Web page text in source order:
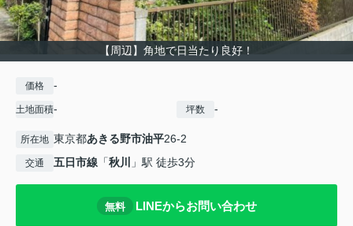
【周辺】角地で日当たり良好！
価格 -
土地面積- 坪数 -
所在地 東京都あきる野市油平26-2
交通 五日市線 「秋川 」駅 徒歩3分
無料 LINEからお問い合わせ